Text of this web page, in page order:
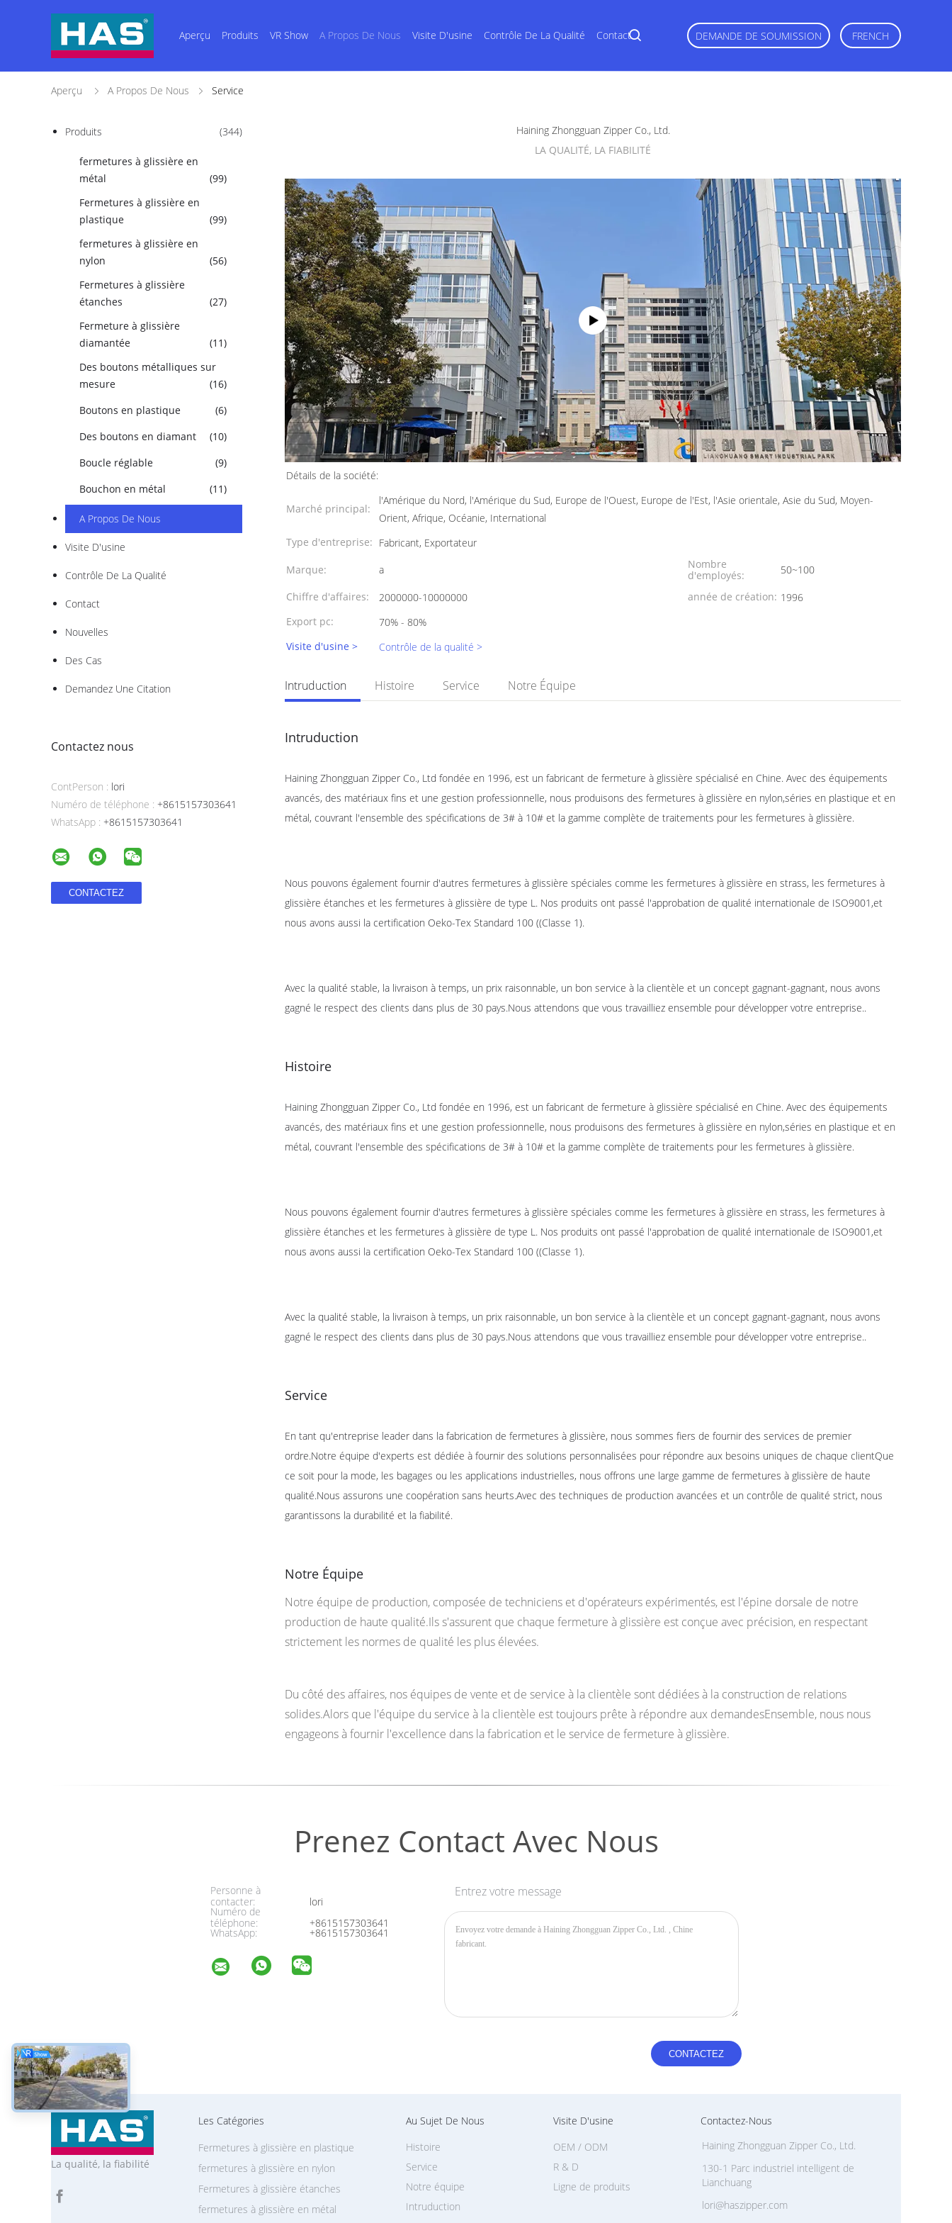
Aperçu Produits VR Show A Propos De Nous Visite D'usine Contrôle De La Qualité Contact DEMANDE DE SOUMISSION FRENCH
Aperçu A Propos De Nous Service
Produits (344)
fermetures à glissière en
métal
(99)
Fermetures à glissière en
plastique
(99)
fermetures à glissière en
nylon
(56)
Fermetures à glissière
étanches
(27)
Fermeture à glissière
diamantée
(11)
Des boutons métalliques sur
mesure
(16)
Boutons en plastique
(6)
Des boutons en diamant
(10)
Boucle réglable
(9)
Bouchon en métal
(11)
A Propos De Nous
Visite D'usine
Contrôle De La Qualité
Contact
Nouvelles
Des Cas
Demandez Une Citation
Contactez nous
ContPerson : lori
Numéro de téléphone : +8615157303641
WhatsApp : +8615157303641
Haining Zhongguan Zipper Co., Ltd.
LA QUALITÉ, LA FIABILITÉ
Détails de la société:
Marché principal:
l'Amérique du Nord, l'Amérique du Sud, Europe de l'Ouest, Europe de l'Est, l'Asie orientale, Asie du Sud, Moyen-
Orient, Afrique, Océanie, International
Type d'entreprise: Fabricant, Exportateur
Marque:
a
Nombre
d'employés:
50~100
Chiffre d'affaires:
2000000-10000000 année de création: 1996
Export pc:
70% - 80%
Visite d'usine >
Contrôle de la qualité >
Intruduction Histoire Service Notre Équipe
Intruduction
Haining Zhongguan Zipper Co., Ltd fondée en 1996, est un fabricant de fermeture à glissière spécialisé en Chine. Avec des équipements
avancés, des matériaux fins et une gestion professionnelle, nous produisons des fermetures à glissière en nylon,séries en plastique et en
métal, couvrant l'ensemble des spécifications de 3# à 10# et la gamme complète de traitements pour les fermetures à glissière.
Nous pouvons également fournir d'autres fermetures à glissière spéciales comme les fermetures à glissière en strass, les fermetures à
glissière étanches et les fermetures à glissière de type L. Nos produits ont passé l'approbation de qualité internationale de ISO9001,et
nous avons aussi la certification Oeko-Tex Standard 100 ((Classe 1).
Avec la qualité stable, la livraison à temps, un prix raisonnable, un bon service à la clientèle et un concept gagnant-gagnant, nous avons
gagné le respect des clients dans plus de 30 pays.Nous attendons que vous travailliez ensemble pour développer votre entreprise..
Histoire
Haining Zhongguan Zipper Co., Ltd fondée en 1996, est un fabricant de fermeture à glissière spécialisé en Chine. Avec des équipements
avancés, des matériaux fins et une gestion professionnelle, nous produisons des fermetures à glissière en nylon,séries en plastique et en
métal, couvrant l'ensemble des spécifications de 3# à 10# et la gamme complète de traitements pour les fermetures à glissière.
Nous pouvons également fournir d'autres fermetures à glissière spéciales comme les fermetures à glissière en strass, les fermetures à
glissière étanches et les fermetures à glissière de type L. Nos produits ont passé l'approbation de qualité internationale de ISO9001,et
nous avons aussi la certification Oeko-Tex Standard 100 ((Classe 1).
Avec la qualité stable, la livraison à temps, un prix raisonnable, un bon service à la clientèle et un concept gagnant-gagnant, nous avons
gagné le respect des clients dans plus de 30 pays.Nous attendons que vous travailliez ensemble pour développer votre entreprise..
Service
En tant qu'entreprise leader dans la fabrication de fermetures à glissière, nous sommes fiers de fournir des services de premier
ordre.Notre équipe d'experts est dédiée à fournir des solutions personnalisées pour répondre aux besoins uniques de chaque clientQue
ce soit pour la mode, les bagages ou les applications industrielles, nous offrons une large gamme de fermetures à glissière de haute
qualité.Nous assurons une coopération sans heurts.Avec des techniques de production avancées et un contrôle de qualité strict, nous
garantissons la durabilité et la fiabilité.
Notre Équipe
Notre équipe de production, composée de techniciens et d'opérateurs expérimentés, est l'épine dorsale de notre
production de haute qualité.Ils s'assurent que chaque fermeture à glissière est conçue avec précision, en respectant
strictement les normes de qualité les plus élevées.
Du côté des affaires, nos équipes de vente et de service à la clientèle sont dédiées à la construction de relations
solides.Alors que l'équipe du service à la clientèle est toujours prête à répondre aux demandesEnsemble, nous nous
engageons à fournir l'excellence dans la fabrication et le service de fermeture à glissière.
Prenez Contact Avec Nous
Personne à
contacter:
lori
Numéro de
téléphone:
+8615157303641
WhatsApp: +8615157303641
Entrez votre message
La qualité, la fiabilité
Les Catégories
fermetures à glissière en métal
Fermetures à glissière en plastique
fermetures à glissière en nylon
Fermetures à glissière étanches
Au Sujet De Nous
Intruduction
Histoire
Service
Notre équipe
Visite D'usine
Ligne de produits
OEM / ODM
R & D
Contactez-Nous
Haining Zhongguan Zipper Co., Ltd.
130-1 Parc industriel intelligent de
Lianchuang
lori@haszipper.com